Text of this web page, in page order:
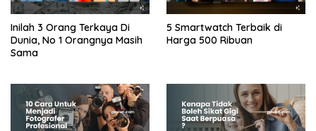
Inilah 3 Orang Terkaya Di
Dunia, No 1 Orangnya Masih
Sama
5 Smartwatch Terbaik di
Harga 500 Ribuan